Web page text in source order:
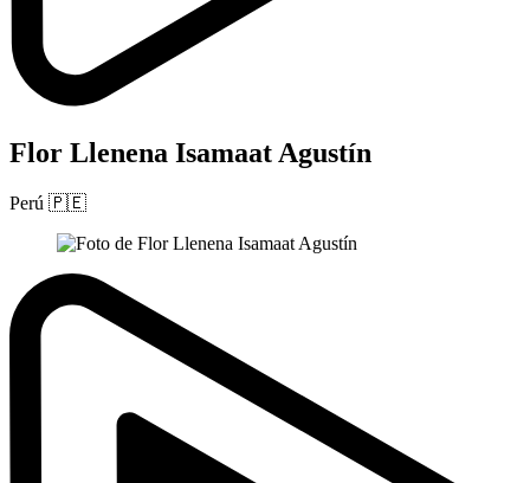
Flor Llenena Isamaat Agustín
Perú 🇵🇪